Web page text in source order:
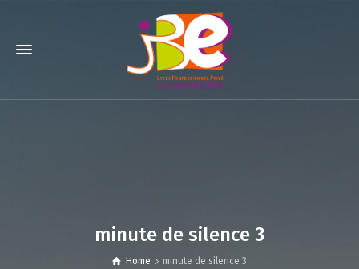
minute de silence 3
Home minute de silence 3